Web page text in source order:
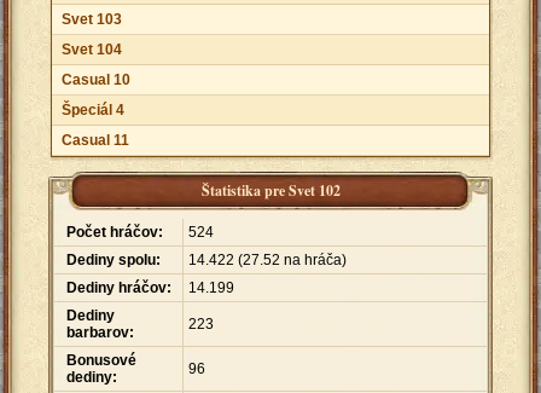
Svet 103
Svet 104
Casual 10
Špeciál 4
Casual 11
Štatistika pre Svet 102
Počet hráčov:
524
Dediny spolu:
14.422 (27.52 na hráča)
Dediny hráčov:
14.199
Dediny
barbarov:
223
Bonusové
dediny:
96